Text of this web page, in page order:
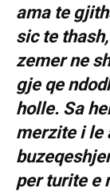
ama te
sic te
zemer ne
gje qe
holle. Sa
merzite i le
per turite e